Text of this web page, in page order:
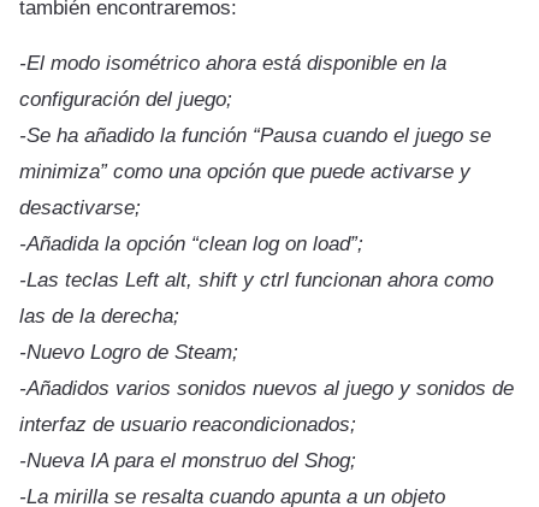
también encontraremos:
-El modo isométrico ahora está disponible en la
configuración del juego;
-Se ha añadido la función “Pausa cuando el juego se
minimiza” como una opción que puede activarse y
desactivarse;
-Añadida la opción “clean log on load”;
-Las teclas Left alt, shift y ctrl funcionan ahora como
las de la derecha;
-Nuevo Logro de Steam;
-Añadidos varios sonidos nuevos al juego y sonidos de
interfaz de usuario reacondicionados;
-Nueva IA para el monstruo del Shog;
-La mirilla se resalta cuando apunta a un objeto